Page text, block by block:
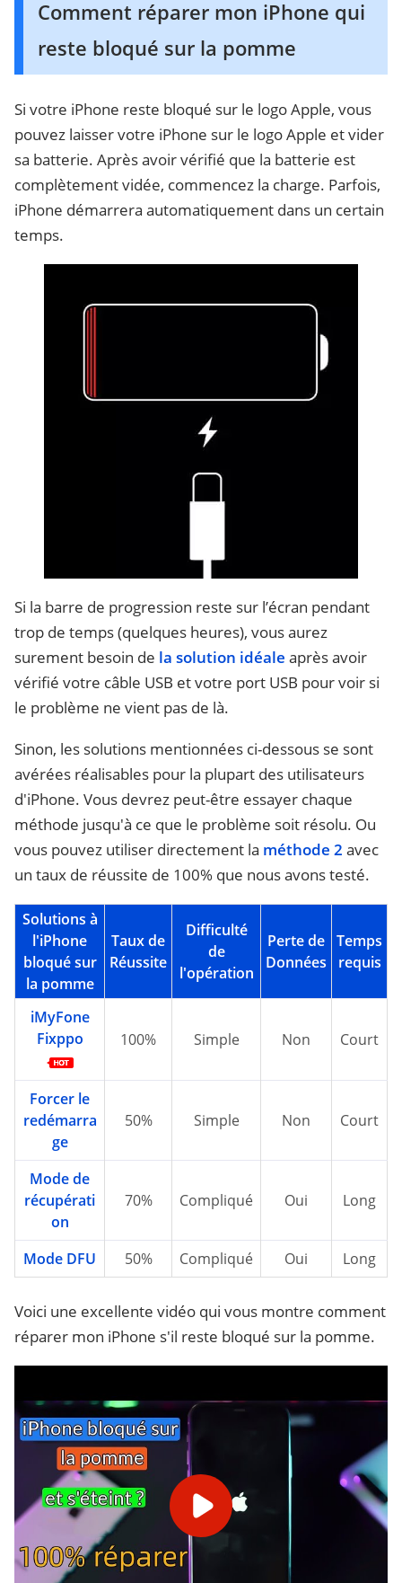
Comment réparer mon iPhone qui
reste bloqué sur la pomme
Si votre iPhone reste bloqué sur le logo Apple, vous
pouvez laisser votre iPhone sur le logo Apple et vider
sa batterie. Après avoir vérifié que la batterie est
complètement vidée, commencez la charge. Parfois,
iPhone démarrera automatiquement dans un certain
temps.
Si la barre de progression reste sur l’écran pendant
trop de temps (quelques heures), vous aurez
surement besoin de la solution idéale après avoir
vérifié votre câble USB et votre port USB pour voir si
le problème ne vient pas de là.
Sinon, les solutions mentionnées ci-dessous se sont
avérées réalisables pour la plupart des utilisateurs
d'iPhone. Vous devrez peut-être essayer chaque
méthode jusqu'à ce que le problème soit résolu. Ou
vous pouvez utiliser directement la méthode 2 avec
un taux de réussite de 100% que nous avons testé.
Solutions à
l'iPhone
bloqué sur
la pomme
Taux de
Réussite
Difficulté
de
l'opération
Perte de
Données
Temps
requis
iMyFone
Fixppo
100% Simple Non Court
Forcer le
redémarra
ge
50% Simple Non Court
Mode de
récupérati
on
70% Compliqué Oui Long
Mode DFU 50% Compliqué Oui Long
Voici une excellente vidéo qui vous montre comment
réparer mon iPhone s'il reste bloqué sur la pomme.